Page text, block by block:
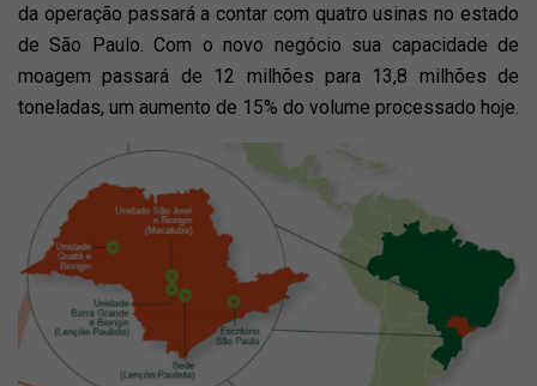
da operação passará a contar com quatro usinas no estado
de São Paulo. Com o novo negócio sua capacidade de
moagem passará de 12 milhões para 13,8 milhões de
toneladas, um aumento de 15% do volume processado hoje.